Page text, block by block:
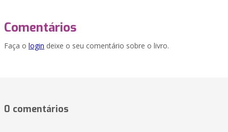
Comentários
Faça o login deixe o seu comentário sobre o livro.
0 comentários